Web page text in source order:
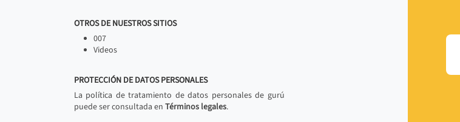
OTROS DE NUESTROS SITIOS
007
Videos
PROTECCIÓN DE DATOS PERSONALES
La política de tratamiento de datos personales de gurú
puede ser consultada en Términos legales.